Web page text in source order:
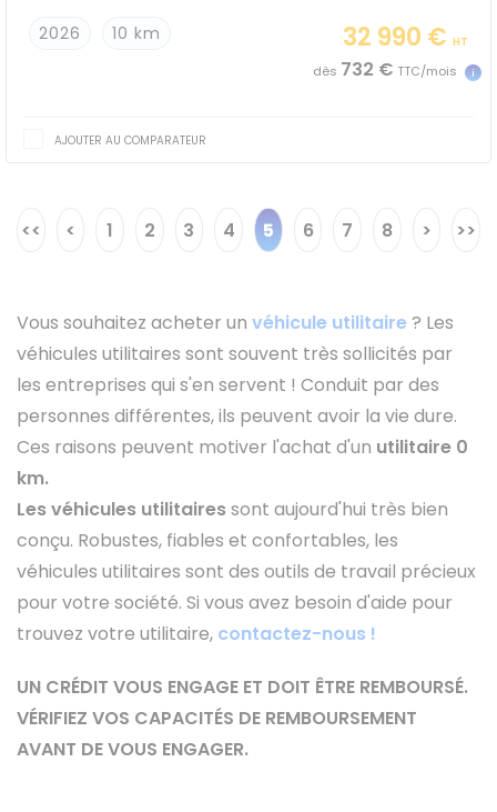
2026 10 km 32 990 € HT
dès 732 € TTC/mois
AJOUTER AU COMPARATEUR
<< < 1 2 3 4 5 6 7 8 > >>
Vous souhaitez acheter un véhicule utilitaire ? Les
véhicules utilitaires sont souvent très sollicités par
les entreprises qui s'en servent ! Conduit par des
personnes différentes, ils peuvent avoir la vie dure.
Ces raisons peuvent motiver l'achat d'un utilitaire 0
km.
Les véhicules utilitairessont aujourd'hui très bien
conçu. Robustes, fiables et confortables, les
véhicules utilitaires sont des outils de travail précieux
pour votre société. Si vous avez besoin d'aide pour
trouvez votre utilitaire, contactez-nous !
UN CRÉDIT VOUS ENGAGE ET DOIT ÊTRE REMBOURSÉ.
VÉRIFIEZ VOS CAPACITÉS DE REMBOURSEMENT
AVANT DE VOUS ENGAGER.